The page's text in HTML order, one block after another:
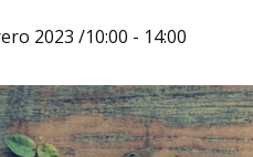
2023 /10:00 - 14:00